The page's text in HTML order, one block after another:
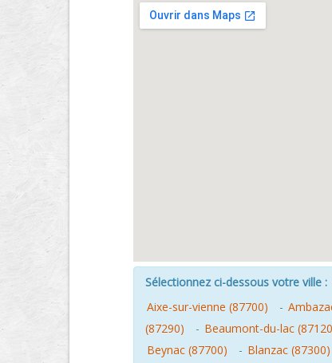
Sélectionnez ci-dessous votre ville :
Aixe-sur-vienne (87700)
-
(87290)
- Beaumont-du-lac
Beynac (87700)
- Blanzac (87300)